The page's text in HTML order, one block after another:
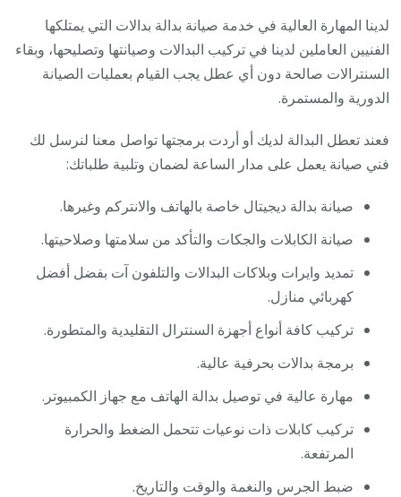
لدينا المهارة العالية في خدمة صيانة بدالة بدالات التي يمتلكها
الفنيين العاملين لدينا في تركيب البدالات وصيانتها وتصليحها، وبقاء
السنترالات صالحة دون أي عطل يجب القيام بعمليات الصيانة
الدورية والمستمرة.
فعند تعطل البدالة لديك أو أردت برمجتها تواصل معنا لنرسل لك
فني صيانة يعمل على مدار الساعة لضمان وتلبية طلباتك:
صيانة بدالة ديجيتال خاصة بالهاتف والانتركم وغيرها.
صيانة الكابلات والجكات والتأكد من سلامتها وصلاحيتها.
تمديد وايرات وبلاكات البدالات والتلفون آت بفضل أفضل
كهربائي منازل.
تركيب كافة أنواع أجهزة السنترال التقليدية والمتطورة.
برمجة بدالات بحرفية عالية.
مهارة عالية في توصيل بدالة الهاتف مع جهاز الكمبيوتر.
تركيب كابلات ذات نوعيات تتحمل الضغط والحرارة
المرتفعة.
ضبط الجرس والنغمة والوقت والتاريخ.